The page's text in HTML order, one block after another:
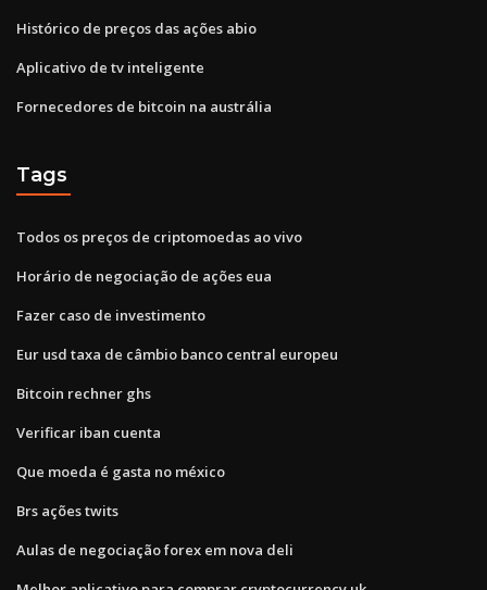
Histórico de preços das ações abio
Aplicativo de tv inteligente
Fornecedores de bitcoin na austrália
Tags
Todos os preços de criptomoedas ao vivo
Horário de negociação de ações eua
Fazer caso de investimento
Eur usd taxa de câmbio banco central europeu
Bitcoin rechner ghs
Verificar iban cuenta
Que moeda é gasta no méxico
Brs ações twits
Aulas de negociação forex em nova deli